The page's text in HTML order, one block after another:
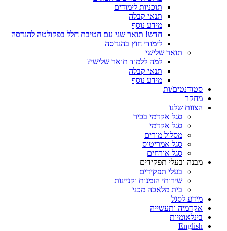
תוכניות לימודים
תנאי קבלה
מידע נוסף
חדש! תואר שני עם חטיבת חלל בפקולטה להנדסה
לימודי חוץ בהנדסה
תואר שלישי
למה ללמוד תואר שלישי?
תנאי קבלה
מידע נוסף
סטודנטים/ות
מחקר
הצוות שלנו
סגל אקדמי בכיר
סגל אקדמי
מסלול מורים
סגל אמריטוס
סגל אורחים
מבנה ובעלי תפקידים
בעלי תפקידים
שירותי הזמנות וקניינות
בית מלאכה מכני
מידע לסגל
אקדמיה ותעשייה
בינלאומיות
English